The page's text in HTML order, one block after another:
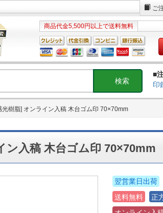
ご
商品代金5,500円以上で送料無料
■
印
光樹脂] オンライン入稿 木台ゴム印 70×70mm
ン入稿 木台ゴム印 70×70mm
翌営業日出荷
送料無料
正